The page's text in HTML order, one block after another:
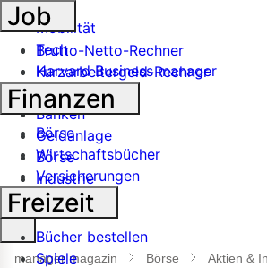
Mobilität
Tech
Harvard Business manager
Handel
Banken
Geldanlage
Börse
Industrie
Suche
öffnen
manager magazin Börse Aktien &
Job
Brutto-Netto-Rechner
Kurzarbeitergeld-Rechner
Finanzen
Börse
Wirtschaftsbücher
Versicherungen
Freizeit
Bücher bestellen
Spiele